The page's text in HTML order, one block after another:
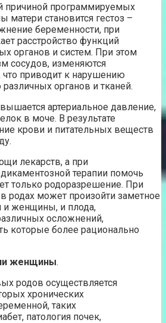
причиной программируемых
матери становится гестоз –
беременности, при
расстройство функций
органов и систем. При этом
сосудов, изменяются
что приводит к нарушению
органов и тканей.
артериальное давление,
в моче. В результате
крови и питательных веществ
лекарств, а при
терапии помочь
только родоразрешение. При
родах может произойти заметное
и женщины, и плода,
осложнений,
которые более рационально
женщины.
родов осуществляется
хронических
таких
патология почек,